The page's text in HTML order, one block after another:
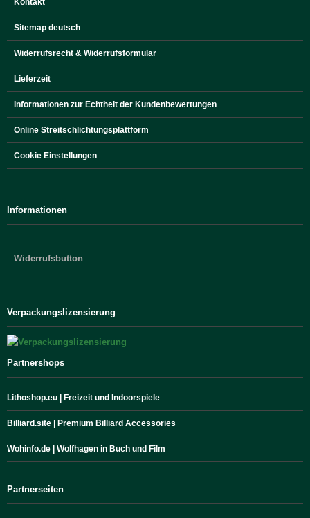
Kontakt
Sitemap deutsch
Widerrufsrecht & Widerrufsformular
Lieferzeit
Informationen zur Echtheit der Kundenbewertungen
Online Streitschlichtungsplattform
Cookie Einstellungen
Informationen
Widerrufsbutton
Verpackungslizensierung
Partnershops
Lithoshop.eu | Freizeit und Indoorspiele
Billiard.site | Premium Billiard Accessories
Wohinfo.de | Wolfhagen in Buch und Film
Partnerseiten